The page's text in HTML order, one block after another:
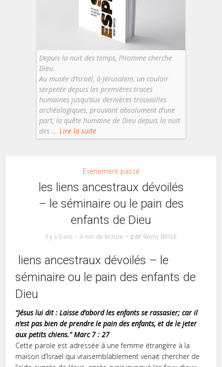
Depuis la nuit des temps, l’Homme cherche
Dieu.
Au musée d’Israël, à Jérusalem, un couloir
serpente depuis les premières traces
humaines jusqu’aux dernières trouvailles
archéologiques, prouvant absolument d’une
part, la quête humaine de Dieu depuis la nuit
des ... Lire la suite
Evenement passé
les liens ancestraux dévoilés
– le séminaire ou le pain des
enfants de Dieu
Il y a 9 ans 4 min de lecture par Rémy BAYLE
liens ancestraux dévoilés – le
séminaire ou le pain des enfants de
Dieu
“Jésus lui dit : Laisse d’abord les enfants se rassasier; car il
n’est pas bien de prendre le pain des enfants, et de le jeter
aux petits chiens.” Marc 7 : 27
Cette parole est adressée à une femme étrangère à la
maison d’Israël qui vraisemblablement venait chercher de